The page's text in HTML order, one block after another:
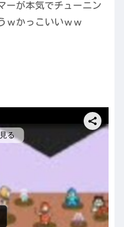
ーが本気でチューニン
ｗかっこいいｗｗ